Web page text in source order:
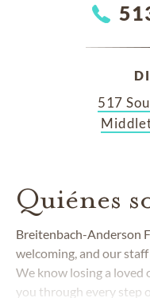
517
Quiénes
Breitenbach-Anderson
welcoming, and our
We know losing a loved
you through every step